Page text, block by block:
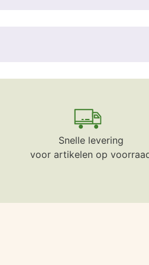
Snelle levering
voor artikelen op